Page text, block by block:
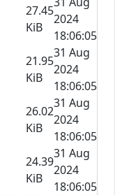
27.45
KiB
2024
18:06:05
21.95
KiB
31 Aug
2024
18:06:05
26.02
KiB
31 Aug
2024
18:06:05
24.39
KiB
31 Aug
2024
18:06:05